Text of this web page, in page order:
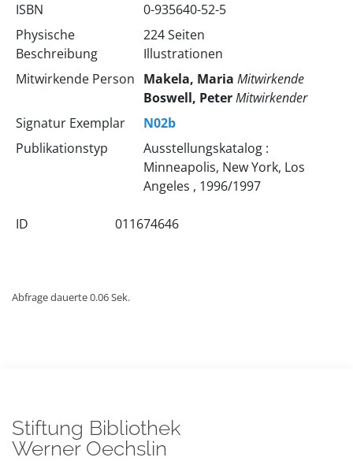
ISBN
0-935640-52-5
Physische
Beschreibung
224 Seiten
Illustrationen
Mitwirkende Person Makela, Maria Mitwirkende
Boswell, PeterMitwirkender
Signatur Exemplar
N02b
Publikationstyp
Ausstellungskatalog :
Minneapolis, New York, Los
Angeles , 1996/1997
ID 011674646
Abfrage dauerte 0.06 Sek.
Stiftung Bibliothek
Werner Oechslin